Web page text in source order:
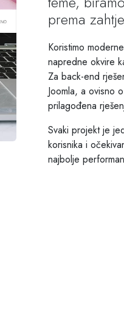
prema
Koristimo
napredne okvire
Za back-end
Joomla, a ovisno
prilagođena
Svaki projekt je
korisnika i
najbolje